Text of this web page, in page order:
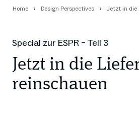
Home Design Perspectives Jetzt in die
Special zur ESPR – Teil 3
Jetzt in die
reinschauen